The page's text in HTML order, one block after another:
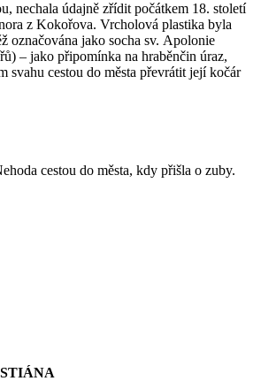
nechala údajně zřídit počátkem 18. století
z Kokořova. Vrcholová plastika byla
označována jako socha sv. Apolonie
– jako připomínka na hraběnčin úraz,
svahu cestou do města převrátit její kočár
cestou do města, kdy přišla o zuby.